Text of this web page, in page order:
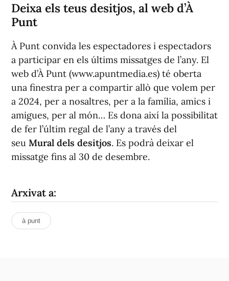
Deixa els teus desitjos, al web d’À
Punt
À Punt convida les espectadores i espectadors
a participar en els últims missatges de l’any. El
web d’À Punt (www.apuntmedia.es) té oberta
una finestra per a compartir allò que volem per
a 2024, per a nosaltres, per a la família, amics i
amigues, per al món… Es dona així la possibilitat
de fer l’últim regal de l’any a través del
seu Mural dels desitjos. Es podrà deixar el
missatge fins al 30 de desembre.
Arxivat a:
à punt